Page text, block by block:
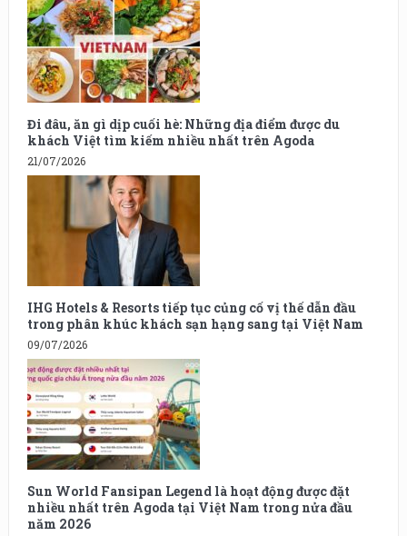
Đi đâu, ăn gì dịp cuối hè: Những địa điểm được du
khách Việt tìm kiếm nhiều nhất trên Agoda
21/07/2026
IHG Hotels & Resorts tiếp tục củng cố vị thế dẫn đầu
trong phân khúc khách sạn hạng sang tại Việt Nam
09/07/2026
Sun World Fansipan Legend là hoạt động được đặt
nhiều nhất trên Agoda tại Việt Nam trong nửa đầu
năm 2026